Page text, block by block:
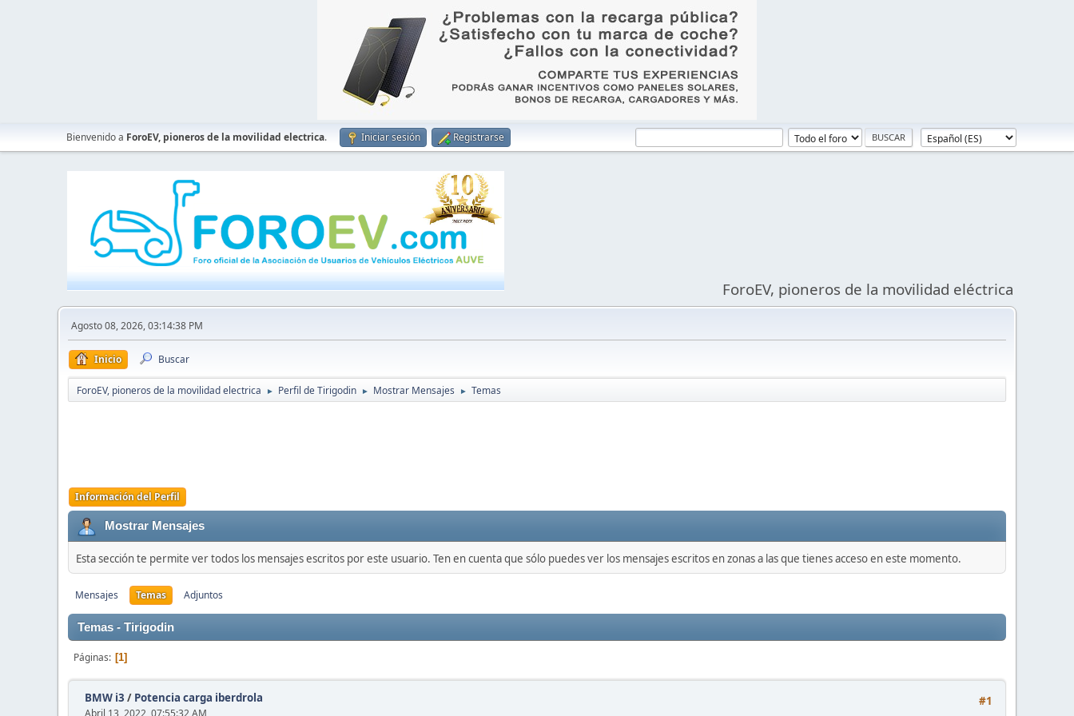
Bienvenido a ForoEV, pioneros de la movilidad electrica. Iniciar sesión Registrarse
ForoEV, pioneros de la movilidad eléctrica
Agosto 08, 2026, 03:14:38 PM
Inicio Buscar
ForoEV, pioneros de la movilidad electrica ► Perfil de Tirigodin ► Mostrar Mensajes ► Temas
Información del Perfil
Mostrar Mensajes
Esta sección te permite ver todos los mensajes escritos por este usuario. Ten en cuenta que sólo puedes ver los mensajes escritos en zonas a las que tienes acceso en este momento.
Mensajes Temas Adjuntos
Temas - Tirigodin
Páginas 1
#1
BMW i3 / Potencia carga iberdrola
Abril 13, 2022, 07:55:32 AM